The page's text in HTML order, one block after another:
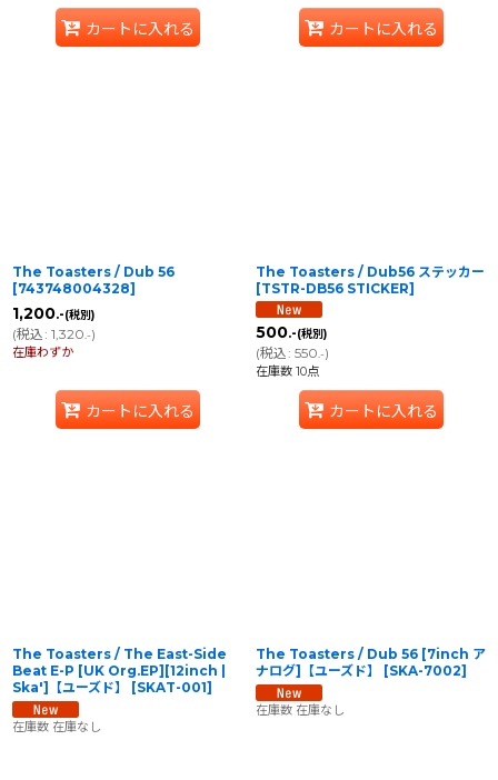
カートに入れる カートに入れる
The Toasters / Dub 56
[743748004328]
1,200.-(税別)
(税込: 1,320.-)
在庫わずか
カートに入れる
The Toasters / Dub56 ステッカー
[TSTR-DB56 STICKER]
500.-(税別)
(税込: 550.-)
在庫数 10点
カートに入れる
The Toasters / The East-Side
Beat E-P [UK Org.EP][12inch |
Ska']【ユーズド】
[SKAT-001]
在庫数 在庫なし
The Toasters / Dub 56 [7inch ア
ナログ]【ユーズド】
[SKA-7002]
在庫数 在庫なし